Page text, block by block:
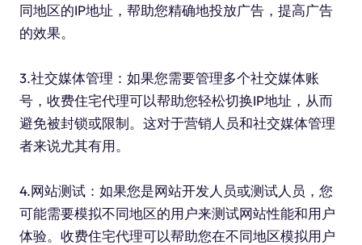
同地区的IP地址，帮助您精确地投放广告，提高广告
的效果。
3.社交媒体管理：如果您需要管理多个社交媒体账
号，收费住宅代理可以帮助您轻松切换IP地址，从而
避免被封锁或限制。这对于营销人员和社交媒体管理
者来说尤其有用。
4.网站测试：如果您是网站开发人员或测试人员，您
可能需要模拟不同地区的用户来测试网站性能和用户
体验。收费住宅代理可以帮助您在不同地区模拟用户